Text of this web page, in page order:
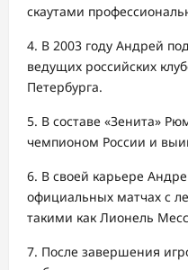
скаутами
4. В 2003 году Андрей
ведущих российских
Петербурга.
5. В составе «Зенита»
чемпионом России и
6. В своей карьере
официальных матчах с
такими как Лионель
7. После завершения